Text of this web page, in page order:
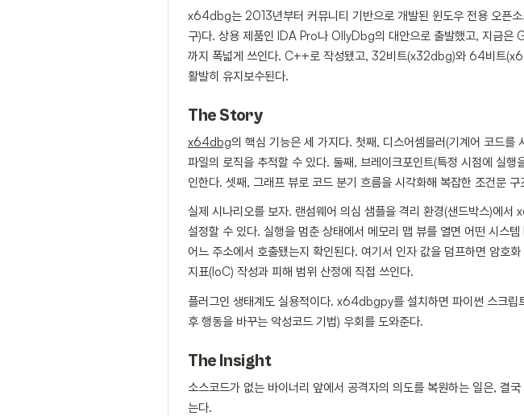
x64dbg는 2013년부터 커뮤니티 기반으로 개발된 윈도우 전용 오픈
구)다. 상용 제품인 IDA Pro나 OllyDbg의 대안으로 출발했고, 지금은
까지 폭넓게 쓰인다. C++로 작성됐고, 32비트(x32dbg)와 64비트
활발히 유지보수된다.
The Story
x64dbg의 핵심 기능은 세 가지다. 첫째, 디스어셈블러(기계어 코드를
파일의 로직을 추적할 수 있다. 둘째, 브레이크포인트(특정 시점에 실
인한다. 셋째, 그래프 뷰로 코드 분기 흐름을 시각화해 복잡한 조건문
실제 시나리오를 보자. 랜섬웨어 의심 샘플을 격리 환경(샌드박스)에
설정할 수 있다. 실행을 멈춘 상태에서 메모리 맵 뷰를 열면 어떤 시
어느 주소에서 호출됐는지 확인된다. 여기서 인자 값을 덤프하면 암호
지표(IoC) 작성과 피해 범위 산정에 직접 쓰인다.
플러그인 생태계도 실용적이다. x64dbgpy를 설치하면 파이썬 스크
후 행동을 바꾸는 악성코드 기법) 우회를 도와준다.
The Insight
소스코드가 없는 바이너리 앞에서 공격자의 의도를 복원하는 일은,
는다.